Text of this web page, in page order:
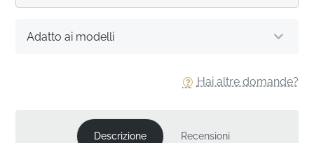
Hai altre domande?
Adatto ai modelli
Descrizione Recensioni